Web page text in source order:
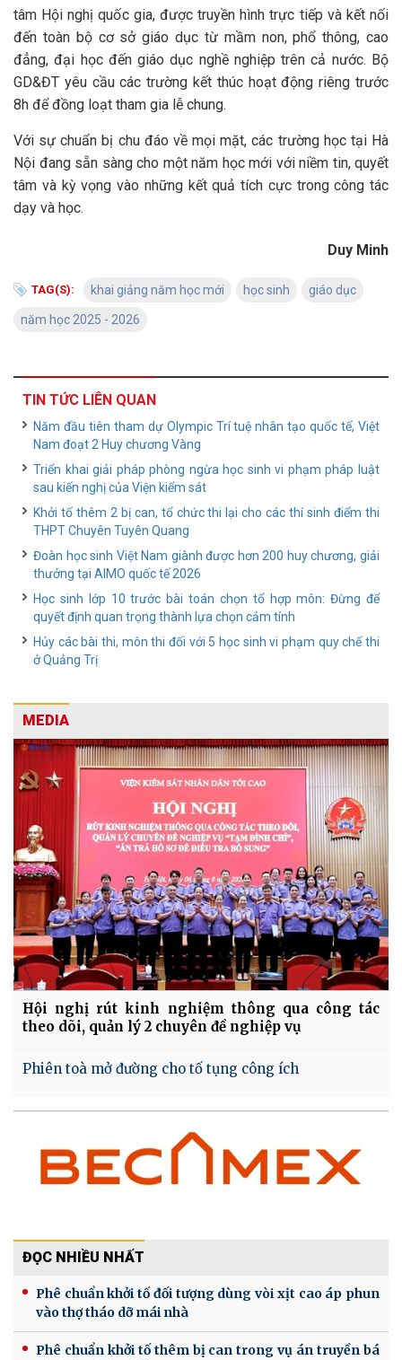
tâm Hội nghị quốc gia, được truyền hình trực tiếp và kết nối
đến toàn bộ cơ sở giáo dục từ mầm non, phổ thông, cao
đẳng, đại học đến giáo dục nghề nghiệp trên cả nước. Bộ
GD&ĐT yêu cầu các trường kết thúc hoạt động riêng trước
8h để đồng loạt tham gia lễ chung.
Với sự chuẩn bị chu đáo về mọi mặt, các trường học tại Hà
Nội đang sẵn sàng cho một năm học mới với niềm tin, quyết
tâm và kỳ vọng vào những kết quả tích cực trong công tác
dạy và học.
Duy Minh
TAG(S): khai giảng năm học mới học sinh giáo dục
năm học 2025 - 2026
TIN TỨC LIÊN QUAN
Năm đầu tiên tham dự Olympic Trí tuệ nhân tạo quốc tế, Việt
Nam đoạt 2 Huy chương Vàng
Triển khai giải pháp phòng ngừa học sinh vi phạm pháp luật
sau kiến nghị của Viện kiểm sát
Khởi tố thêm 2 bị can, tổ chức thi lại cho các thí sinh điểm thi
THPT Chuyên Tuyên Quang
Đoàn học sinh Việt Nam giành được hơn 200 huy chương, giải
thưởng tại AIMO quốc tế 2026
Học sinh lớp 10 trước bài toán chọn tổ hợp môn: Đừng để
quyết định quan trọng thành lựa chọn cảm tính
Hủy các bài thi, môn thi đối với 5 học sinh vi phạm quy chế thi
ở Quảng Trị
MEDIA
Hội nghị rút kinh nghiệm thông qua công tác
theo dõi, quản lý 2 chuyên đề nghiệp vụ
Phiên toà mở đường cho tố tụng công ích
ĐỌC NHIỀU NHẤT
Phê chuẩn khởi tố đối tượng dùng vòi xịt cao áp phun
vào thợ tháo dỡ mái nhà
Phê chuẩn khởi tố thêm bị can trong vụ án truyền bá